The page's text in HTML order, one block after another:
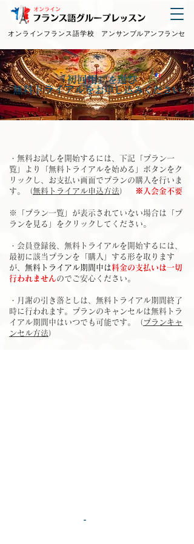
オンラインフランス語学校 アンサンブルアンフランセ
「初回用」を選び
無料トライアルをお申し込みください
・無料お試しを開始するには、下記「プラン一
覧」より「無料トライアルを始める」ボタンをク
リックし、お支払い画面でプランの購入を行いま
す。（無料トライアル申込方法） ※入会金不要
​※「プラン一覧」が表示されていない場合は「プ
ランを見る」をクリックしてください。
・会員登録後、無料トライアルを開始するには、
最初に該当プランを「購入」する形を取ります
が、 無料トライアル期間中は 料金の支払いは一切
行われませんのでご安心ください。
・月謝の引き落としは、無料トライアル期間終了
時に行われます。プランのキャンセルは無料トラ
イアル期間中はいつでも可能です。（ プランキャ
ンセル方法）